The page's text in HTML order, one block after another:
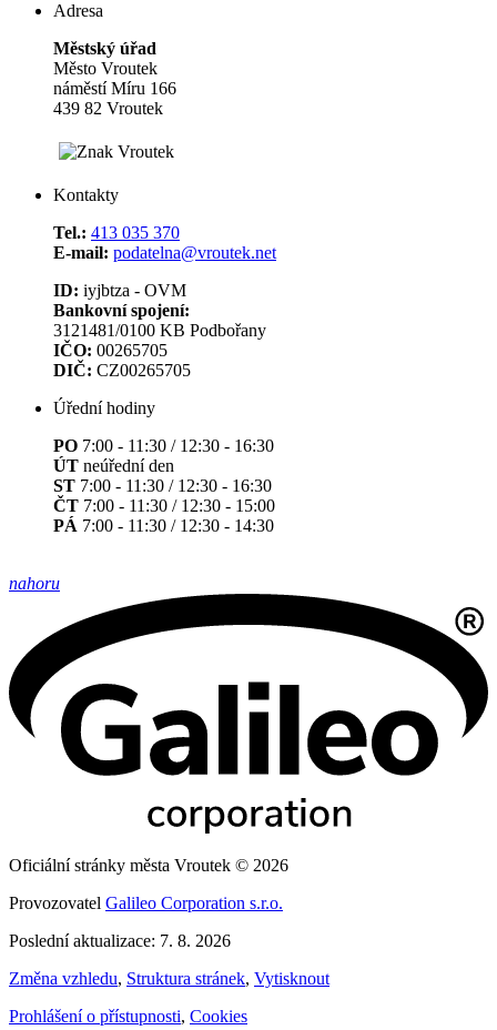
Adresa
Městský úřad
Město Vroutek
náměstí Míru 166
439 82 Vroutek
Kontakty
Tel.: 413 035 370
E-mail: podatelna@vroutek.net
ID: iyjbtza - OVM
Bankovní spojení:
3121481/0100 KB Podbořany
IČO: 00265705
DIČ: CZ00265705
Úřední hodiny
PO 7:00 - 11:30 / 12:30 - 16:30
ÚT neúřední den
ST 7:00 - 11:30 / 12:30 - 16:30
ČT 7:00 - 11:30 / 12:30 - 15:00
PÁ 7:00 - 11:30 / 12:30 - 14:30
nahoru
Oficiální stránky města Vroutek © 2026
Provozovatel Galileo Corporation s.r.o.
Poslední aktualizace: 7. 8. 2026
Změna vzhledu, Struktura stránek, Vytisknout
Prohlášení o přístupnosti, Cookies